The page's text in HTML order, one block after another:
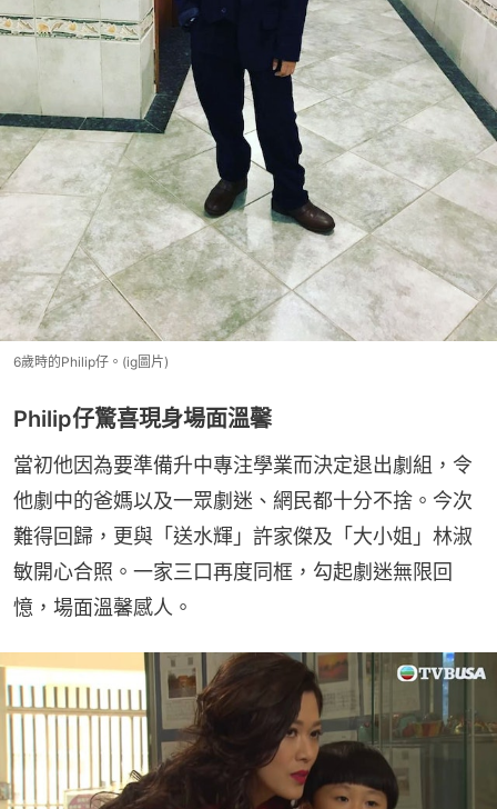
6歲時的Philip仔。(ig圖片)
Philip仔驚喜現身場面溫馨
當初他因為要準備升中專注學業而決定退出劇組，令
他劇中的爸媽以及一眾劇迷、網民都十分不捨。今次
難得回歸，更與「送水輝」許家傑及「大小姐」林淑
敏開心合照。一家三口再度同框，勾起劇迷無限回
憶，場面溫馨感人。